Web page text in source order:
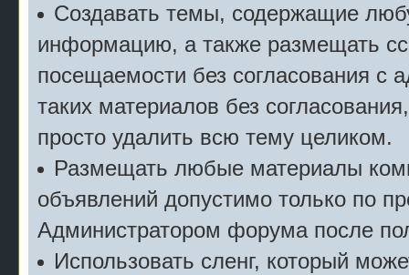
Создавать темы, содержащие
информацию, а также размещать
посещаемости без согласования с
таких материалов без
просто удалить всю тему целиком.
Размещать любые материалы
объявлений допустимо только по
Администратором форума после
Использовать сленг, который